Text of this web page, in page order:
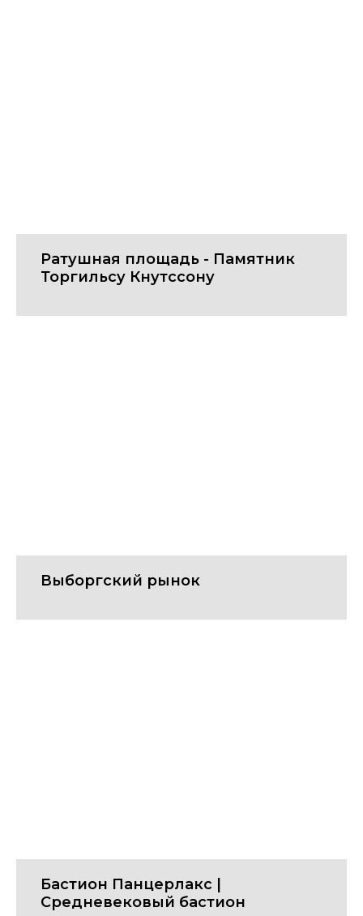
Ратушная площадь - Памятник
Торгильсу Кнутссону
Выборгский рынок
Бастион Панцерлакс |
Cредневековый бастион